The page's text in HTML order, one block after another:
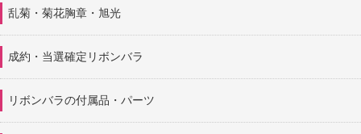
乱菊・菊花胸章・旭光
成約・当選確定リボンバラ
リボンバラの付属品・パーツ